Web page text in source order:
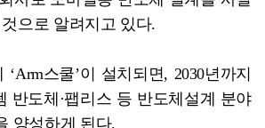
으로 알려지고 있다.
스쿨’이 설치되면, 2030년까지
반도체·팹리스 등 반도체설계 분야
양성하게 된다.